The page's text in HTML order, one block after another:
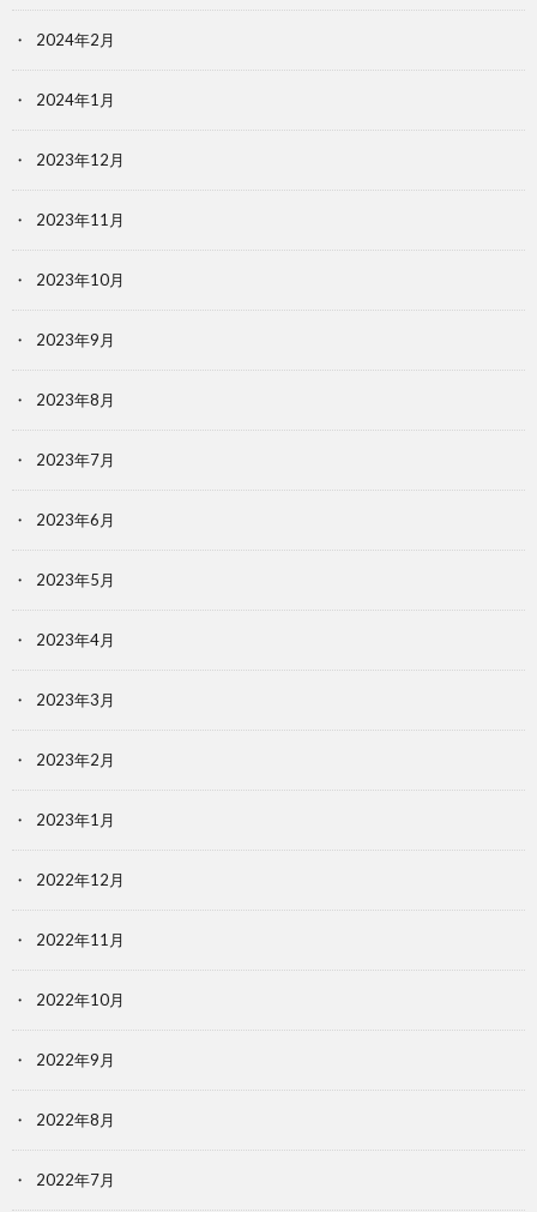
2024年2月
2024年1月
2023年12月
2023年11月
2023年10月
2023年9月
2023年8月
2023年7月
2023年6月
2023年5月
2023年4月
2023年3月
2023年2月
2023年1月
2022年12月
2022年11月
2022年10月
2022年9月
2022年8月
2022年7月